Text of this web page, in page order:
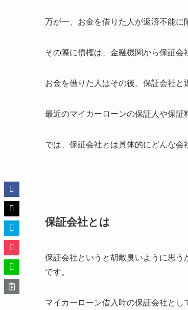
万が一、お金を借りた人が返済不能に
その際に債権は、金融機関から保証会
お金を借りた人はその後、保証会社と
最近のマイカーローンの保証人や保証
では、保証会社とは具体的にどんな会
保証会社とは
保証会社というと胡散臭いように思
です。
マイカーローン借入時の保証会社とし